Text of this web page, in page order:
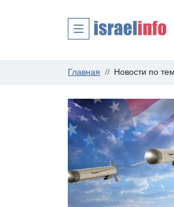
Главная Новости по